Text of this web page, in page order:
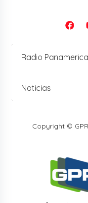
Radio
Noticias
Copyright ©